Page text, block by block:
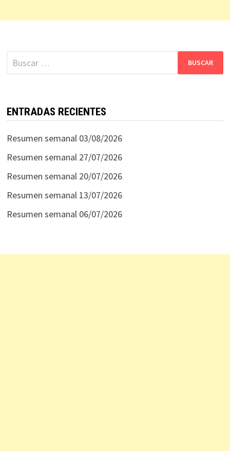
Buscar:
ENTRADAS RECIENTES
Resumen semanal 03/08/2026
Resumen semanal 27/07/2026
Resumen semanal 20/07/2026
Resumen semanal 13/07/2026
Resumen semanal 06/07/2026